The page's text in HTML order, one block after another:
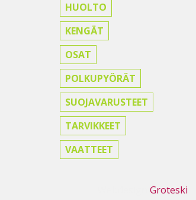
HUOLTO
KENGÄT
OSAT
POLKUPYÖRÄT
SUOJAVARUSTEET
TARVIKKEET
VAATTEET
Groteski